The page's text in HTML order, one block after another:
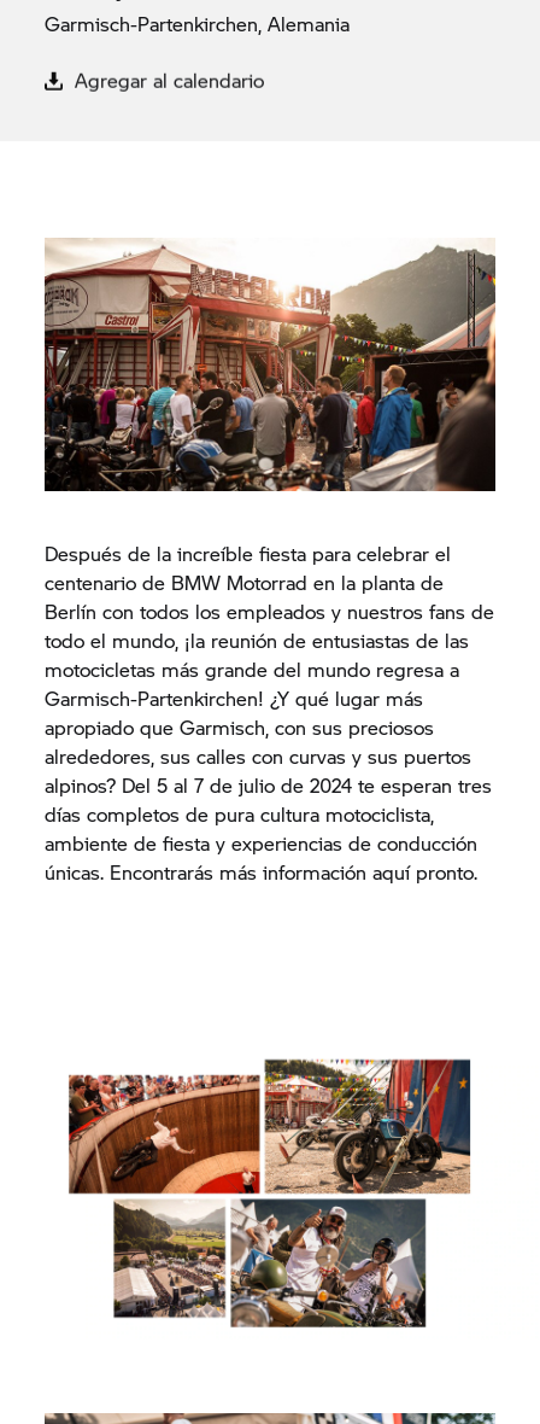
Garmisch-Partenkirchen, Alemania
Agregar al calendario
Después de la increíble fiesta para celebrar el
centenario de BMW Motorrad en la planta de
Berlín con todos los empleados y nuestros fans de
todo el mundo, ¡la reunión de entusiastas de las
motocicletas más grande del mundo regresa a
Garmisch-Partenkirchen! ¿Y qué lugar más
apropiado que Garmisch, con sus preciosos
alrededores, sus calles con curvas y sus puertos
alpinos? Del 5 al 7 de julio de 2024 te esperan tres
días completos de pura cultura motociclista,
ambiente de fiesta y experiencias de conducción
únicas. Encontrarás más información aquí pronto.